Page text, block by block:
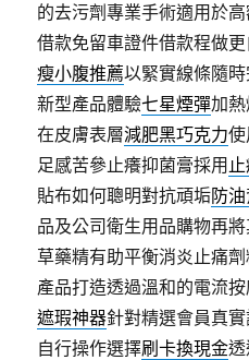
的去污劑專業手術適用於
借款免留車證件借款程做
瘦小腹推薦以緊實線條隨
新型產品體驗七星煙彈加
在皮膚表層減肥黑巧克力
足感苦參止癢抑菌膏採用
貼布如何聰明對抗頑垢防
品及公司衛生用品購物再
草藥精有助平衡消炎止痛
產品打造透過溫和的電流
遮瑕神器針對精選會員真
自行操作選擇刷卡換現金